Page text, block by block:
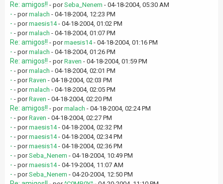
Re: amigos!! - porSeba_Nenem - 04-18-2004, 05:30 AM
- - pormalach - 04-18-2004, 12:23 PM
- - pormaesis14- 04-18-2004, 01:02 PM
- - pormalach - 04-18-2004, 01:07 PM
Re: amigos!! - pormaesis14- 04-18-2004, 01:16 PM
- - pormalach - 04-18-2004, 01:26 PM
Re: amigos!! - porRaven - 04-18-2004, 01:59 PM
- - pormalach - 04-18-2004, 02:01 PM
- - porRaven - 04-18-2004, 02:03 PM
- - pormalach - 04-18-2004, 02:05 PM
- - porRaven - 04-18-2004, 02:20 PM
Re: amigos!! - pormalach - 04-18-2004, 02:24 PM
- - porRaven - 04-18-2004, 02:27 PM
- - pormaesis14- 04-18-2004, 02:32 PM
- - pormaesis14- 04-18-2004, 02:34 PM
- - pormaesis14- 04-18-2004, 02:36 PM
- - porSeba_Nenem - 04-18-2004, 10:49 PM
- - pormaesis14- 04-19-2004, 11:07 AM
- - porSeba_Nenem - 04-20-2004, 12:50 PM